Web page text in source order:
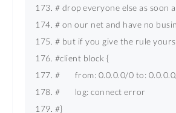
# drop everyone else as soon
# on our net and have no
# but if you give the rule
#client block {
#       from: 0.0.0.0/0 to:
#       log: connect error
#}